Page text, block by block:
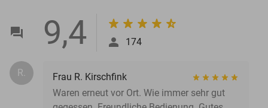
9,4 174
R.
Frau R. Kirschfink
Waren erneut vor Ort. Wie immer sehr gut